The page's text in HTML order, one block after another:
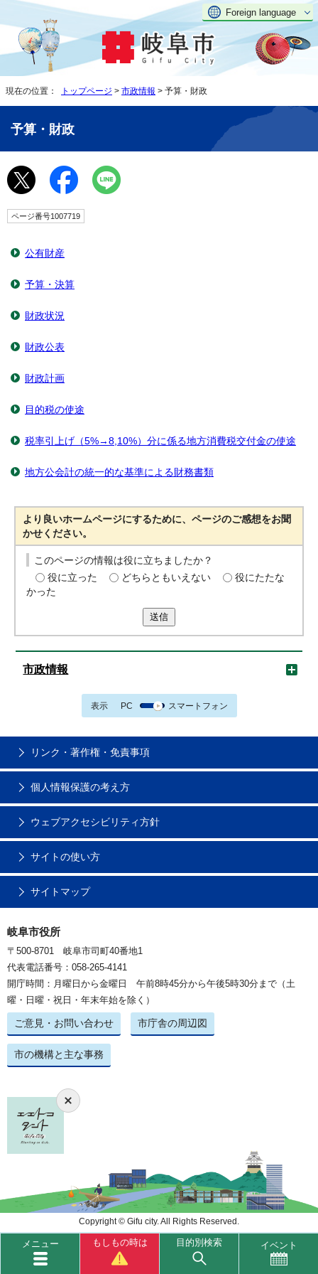
Foreign language
現在の位置： トップページ > 市政情報 > 予算・財政
予算・財政
ページ番号1007719
公有財産
予算・決算
財政状況
財政公表
財政計画
目的税の使途
税率引上げ（5%→8,10%）分に係る地方消費税交付金の使途
地方公会計の統一的な基準による財務書類
より良いホームページにするために、ページのご感想をお聞
かせください。
このページの情報は役に立ちましたか？
役に立った
どちらともいえない
役にたたな
かった
送信
市政情報
表示 PC スマートフォン
メニュー もしもの時は 目的別検索 イベント
リンク・著作権・免責事項
個人情報保護の考え方
ウェブアクセシビリティ方針
サイトの使い方
サイトマップ
岐阜市役所
〒500-8701 岐阜市司町40番地1
代表電話番号：058-265-4141
開庁時間：月曜日から金曜日 午前8時45分から午後5時30分まで（土
曜・日曜・祝日・年末年始を除く）
ご意見・お問い合わせ 市庁舎の周辺図
市の機構と主な事務
Copyright © Gifu city. All Rights Reserved.